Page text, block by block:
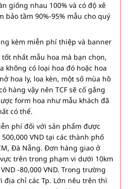
giống nhau 100% và có độ xê
bảo tầm 90%-95% mẫu cho quý
kèm miễn phí thiệp và banner
tốt nhất mẫu hoa mà bạn chọn,
không có loại hoa đó hoặc hoa
hoa ly, loa kèn, một số mùa hồ
hàng vậy nên TCF sẽ cố gắng
form hoa như mẫu khách đã
có thể.
phí đối với sản phẩm được
VND tại các thành phố
Đà Nẵng. Đơn hàng giao ở
trên trong phạm vi dưới 10km
-80,000 VND. Trong trường
địa chỉ các Tp. Lớn nêu trên thì